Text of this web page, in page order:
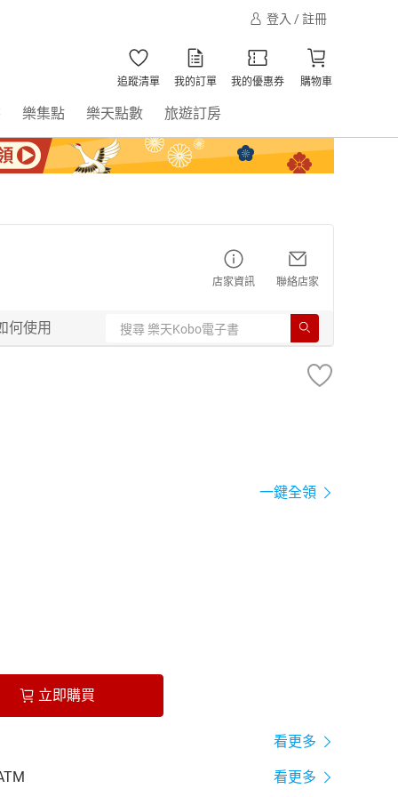
登入 / 註冊
追蹤清單 我的訂單 我的優惠券 購物車
樂集點 樂天點數 旅遊訂房
店家資訊 聯絡店家
何使用
一鍵全領
立即購買
看更多
看更多